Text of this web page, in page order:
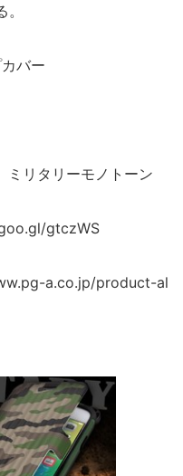
バー
リタリーモノトーン
gtczWS
a.co.jp/product-al